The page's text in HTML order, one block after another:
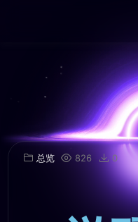
总览 826 0